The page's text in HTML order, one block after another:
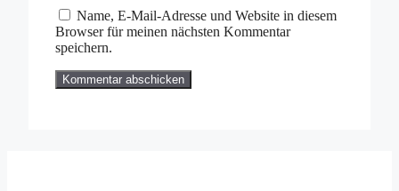
Name, E-Mail-Adresse und Website in diesem
Browser für meinen nächsten Kommentar
speichern.